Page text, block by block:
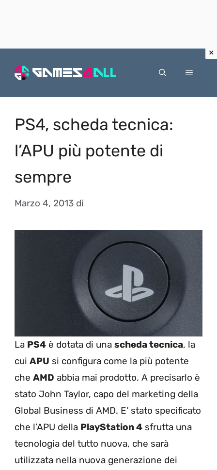
Menu
PS4, scheda tecnica:
l’APU più potente di
sempre
Marzo 4, 2013 di
La PS4 è dotata di una scheda tecnica, la
cui APU si configura come la più potente
che AMD abbia mai prodotto. A precisarlo è
stato John Taylor, capo del marketing della
Global Business di AMD. E’ stato specificato
che l’APU della PlayStation 4 sfrutta una
tecnologia del tutto nuova, che sarà
utilizzata nella nuova generazione dei